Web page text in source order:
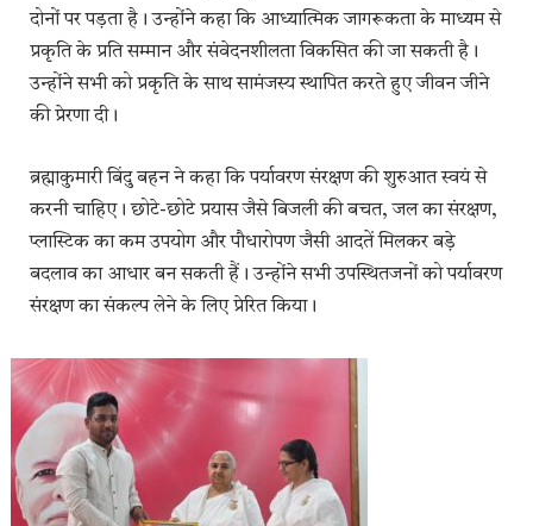
दोनों पर पड़ता है। उन्होंने कहा कि आध्यात्मिक जागरूकता के माध्यम से
प्रकृति के प्रति सम्मान और संवेदनशीलता विकसित की जा सकती है।
उन्होंने सभी को प्रकृति के साथ सामंजस्य स्थापित करते हुए जीवन जीने
की प्रेरणा दी।
ब्रह्माकुमारी बिंदु बहन ने कहा कि पर्यावरण संरक्षण की शुरुआत स्वयं से
करनी चाहिए। छोटे-छोटे प्रयास जैसे बिजली की बचत, जल का संरक्षण,
प्लास्टिक का कम उपयोग और पौधारोपण जैसी आदतें मिलकर बड़े
बदलाव का आधार बन सकती हैं। उन्होंने सभी उपस्थितजनों को पर्यावरण
संरक्षण का संकल्प लेने के लिए प्रेरित किया।